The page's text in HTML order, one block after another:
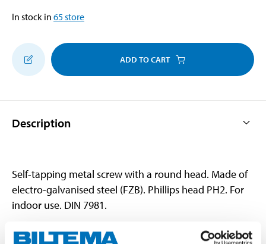
In stock in 65store
ADD TO CART
Description
Self-tapping metal screw with a round head. Made of
electro-galvanised steel (FZB). Phillips head PH2. For
indoor use. DIN 7981.